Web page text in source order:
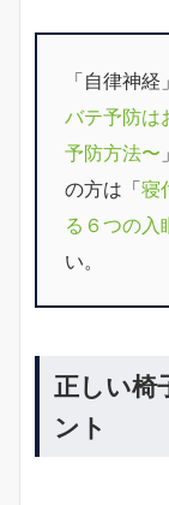
「自律神
バテ予防は
予防方法〜
の方は「寝
る６つの入
い。
正しい椅
ント